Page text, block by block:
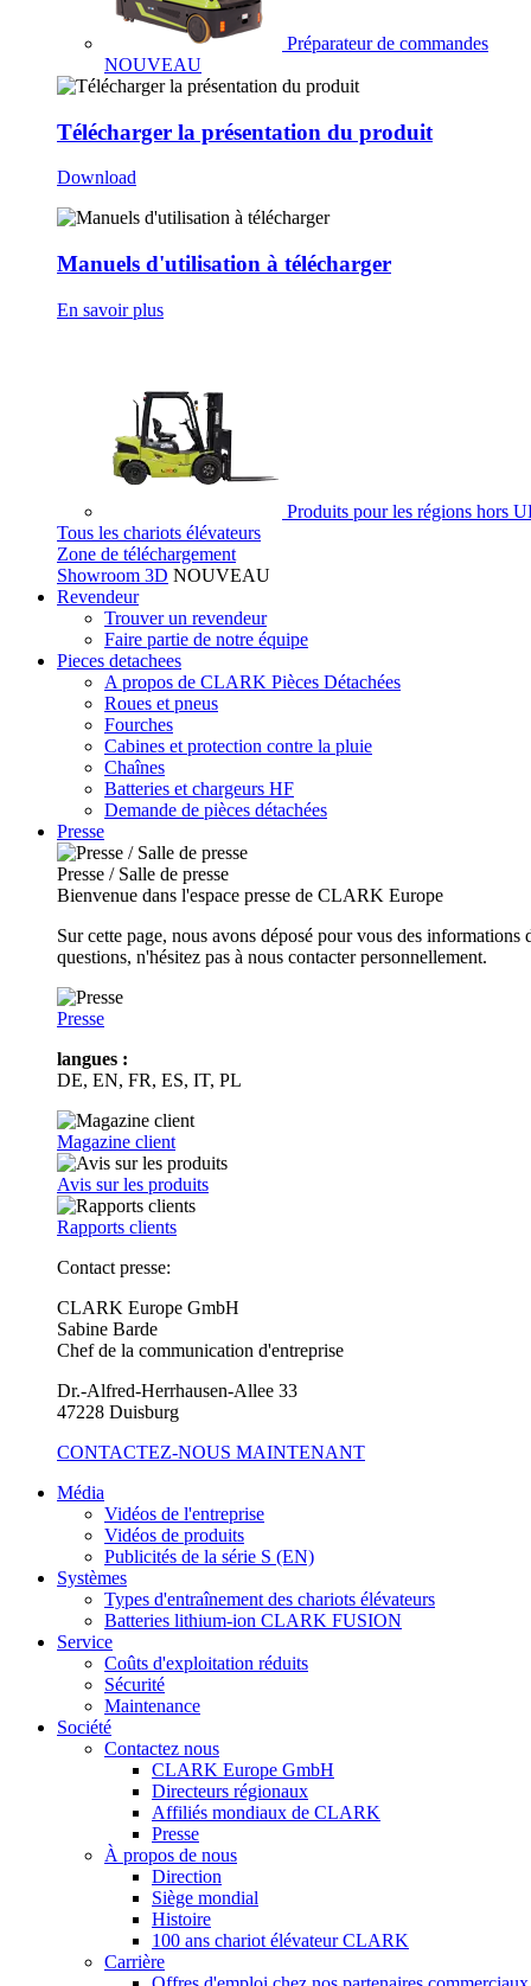
Préparateur de commandes
NOUVEAU
Télécharger la présentation du produit
Download
Manuels d'utilisation à télécharger
En savoir plus
Produits pour les régions hors
Tous les chariots élévateurs
Zone de téléchargement
Showroom 3D NOUVEAU
Revendeur
Trouver un revendeur
Faire partie de notre équipe
Pieces detachees
A propos de CLARK Pièces Détachées
Roues et pneus
Fourches
Cabines et protection contre la pluie
Chaînes
Batteries et chargeurs HF
Demande de pièces détachées
Presse
Presse / Salle de presse
Bienvenue dans l'espace presse de CLARK Europe
Sur cette page, nous avons déposé pour vous des
questions, n'hésitez pas à nous contacter personnellement.
Presse
langues :
DE, EN, FR, ES, IT, PL
Magazine client
Avis sur les produits
Rapports clients
Contact presse:
CLARK Europe GmbH
Sabine Barde
Chef de la communication d'entreprise
Dr.-Alfred-Herrhausen-Allee 33
47228 Duisburg
CONTACTEZ-NOUS MAINTENANT
Média
Vidéos de l'entreprise
Vidéos de produits
Publicités de la série S (EN)
Systèmes
Types d'entraînement des chariots élévateurs
Batteries lithium-ion CLARK FUSION
Service
Coûts d'exploitation réduits
Sécurité
Maintenance
Société
Contactez nous
CLARK Europe GmbH
Directeurs régionaux
Affiliés mondiaux de CLARK
Presse
À propos de nous
Direction
Siège mondial
Histoire
100 ans chariot élévateur CLARK
Carrière